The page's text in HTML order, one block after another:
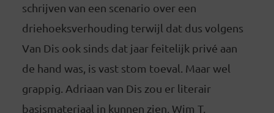
schrijven van een scenario over een
driehoeksverhouding terwijl dat dus volgens
Van Dis ook sinds dat jaar feitelijk privé aan
de hand was, is vast stom toeval. Maar wel
grappig. Adriaan van Dis zou er literair
basismateriaal in kunnen zien. Wim T.